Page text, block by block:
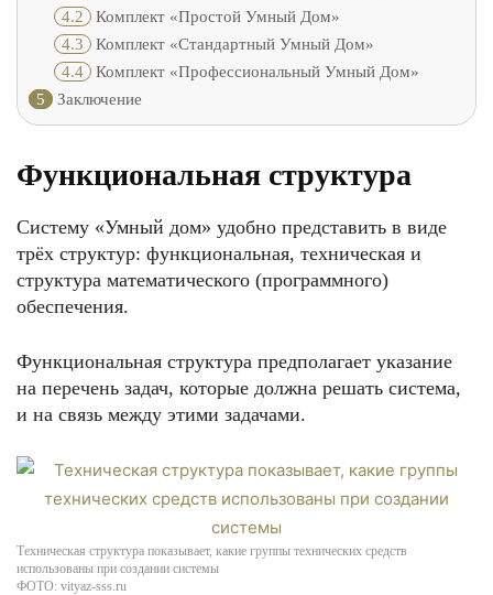
4.2 Комплект «Простой Умный Дом»
4.3 Комплект «Стандартный Умный Дом»
4.4 Комплект «Профессиональный Умный Дом»
5
Заключение
Функциональная структура
Систему «Умный дом» удобно представить в виде
трёх структур: функциональная, техническая и
структура математического (программного)
обеспечения.
Функциональная структура предполагает указание
на перечень задач, которые должна решать система,
и на связь между этими задачами.
Техническая структура показывает, какие группы технических средств
использованы при создании системы
ФОТО: vityaz-sss.ru